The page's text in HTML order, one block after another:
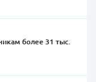
более 31 тыс.